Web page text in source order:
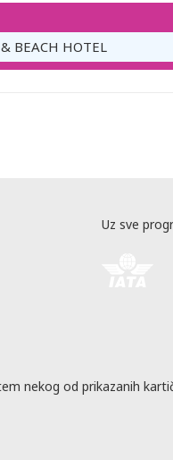
BEACH HOTEL
Uz sve
nekog od prikazanih